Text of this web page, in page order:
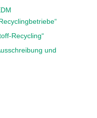
Recycling“
und